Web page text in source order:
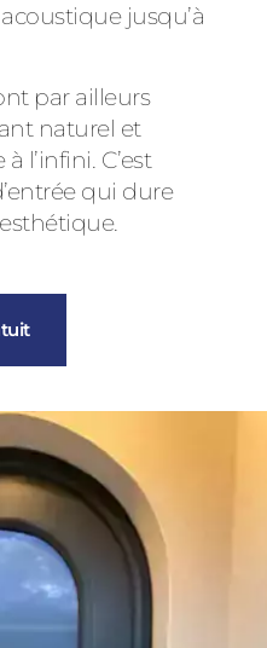
jusqu’à
par ailleurs
naturel et
l’infini. C’est
qui dure